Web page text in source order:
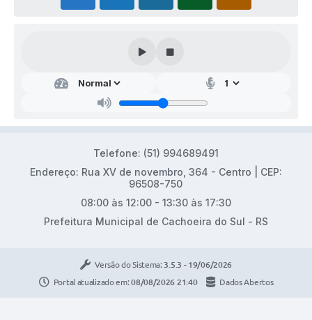
Telefone: (51) 994689491
Endereço: Rua XV de novembro, 364 - Centro | CEP:
96508-750
08:00 às 12:00 - 13:30 às 17:30
Prefeitura Municipal de Cachoeira do Sul - RS
Versão do Sistema: 3.5.3 - 19/06/2026
Portal atualizado em:08/08/2026 21:40 Dados Abertos